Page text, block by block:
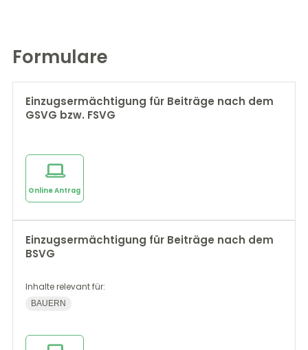
Formulare
Einzugsermächtigung für Beiträge nach dem
GSVG bzw. FSVG
Online Antrag
Einzugsermächtigung für Beiträge nach dem
BSVG
Inhalte relevant für:
BAUERN